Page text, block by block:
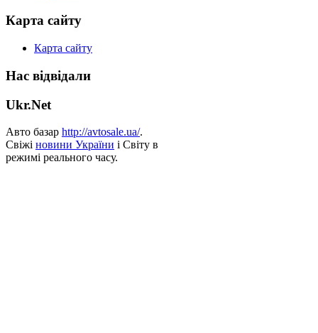
Карта сайту
Карта сайту
Нас відвідали
Ukr.Net
Авто базар http://avtosale.ua/.
Свіжі новини України і Світу в
режимі реального часу.